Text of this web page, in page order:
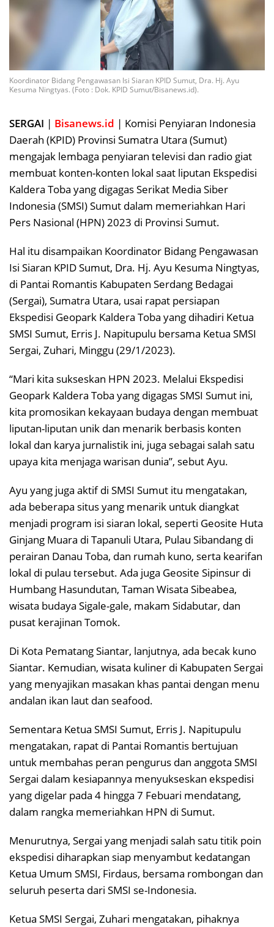
Koordinator Bidang Pengawasan Isi Siaran KPID Sumut, Dra. Hj. Ayu
Kesuma Ningtyas. (Foto : Dok. KPID Sumut/Bisanews.id).
SERGAI | Bisanews.id | Komisi Penyiaran Indonesia
Daerah (KPID) Provinsi Sumatra Utara (Sumut)
mengajak lembaga penyiaran televisi dan radio giat
membuat konten-konten lokal saat liputan Ekspedisi
Kaldera Toba yang digagas Serikat Media Siber
Indonesia (SMSI) Sumut dalam memeriahkan Hari
Pers Nasional (HPN) 2023 di Provinsi Sumut.
Hal itu disampaikan Koordinator Bidang Pengawasan
Isi Siaran KPID Sumut, Dra. Hj. Ayu Kesuma Ningtyas,
di Pantai Romantis Kabupaten Serdang Bedagai
(Sergai), Sumatra Utara, usai rapat persiapan
Ekspedisi Geopark Kaldera Toba yang dihadiri Ketua
SMSI Sumut, Erris J. Napitupulu bersama Ketua SMSI
Sergai, Zuhari, Minggu (29/1/2023).
“Mari kita sukseskan HPN 2023. Melalui Ekspedisi
Geopark Kaldera Toba yang digagas SMSI Sumut ini,
kita promosikan kekayaan budaya dengan membuat
liputan-liputan unik dan menarik berbasis konten
lokal dan karya jurnalistik ini, juga sebagai salah satu
upaya kita menjaga warisan dunia”, sebut Ayu.
Ayu yang juga aktif di SMSI Sumut itu mengatakan,
ada beberapa situs yang menarik untuk diangkat
menjadi program isi siaran lokal, seperti Geosite Huta
Ginjang Muara di Tapanuli Utara, Pulau Sibandang di
perairan Danau Toba, dan rumah kuno, serta kearifan
lokal di pulau tersebut. Ada juga Geosite Sipinsur di
Humbang Hasundutan, Taman Wisata Sibeabea,
wisata budaya Sigale-gale, makam Sidabutar, dan
pusat kerajinan Tomok.
Di Kota Pematang Siantar, lanjutnya, ada becak kuno
Siantar. Kemudian, wisata kuliner di Kabupaten Sergai
yang menyajikan masakan khas pantai dengan menu
andalan ikan laut dan seafood.
Sementara Ketua SMSI Sumut, Erris J. Napitupulu
mengatakan, rapat di Pantai Romantis bertujuan
untuk membahas peran pengurus dan anggota SMSI
Sergai dalam kesiapannya menyukseskan ekspedisi
yang digelar pada 4 hingga 7 Febuari mendatang,
dalam rangka memeriahkan HPN di Sumut.
Menurutnya, Sergai yang menjadi salah satu titik poin
ekspedisi diharapkan siap menyambut kedatangan
Ketua Umum SMSI, Firdaus, bersama rombongan dan
seluruh peserta dari SMSI se-Indonesia.
Ketua SMSI Sergai, Zuhari mengatakan, pihaknya